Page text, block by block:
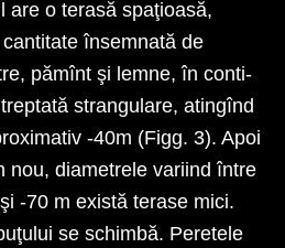
are o terasă spaţioasă,
însemnată de
pămînt şi lemne, în conti­
strangulare, atingînd
-40m (Figg. 3). Apoi
nou, diametrele variind între
-70 m există terase mici.
se schimbă. Peretele